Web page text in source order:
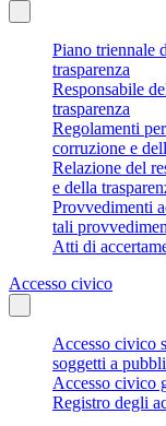
Piano triennale
trasparenza
Responsabile
trasparenza
Regolamenti
corruzione e
Relazione del
e della
Provvedimenti
tali
Atti di
Accesso civico
Accesso civico
soggetti a
Accesso civico
Registro degli